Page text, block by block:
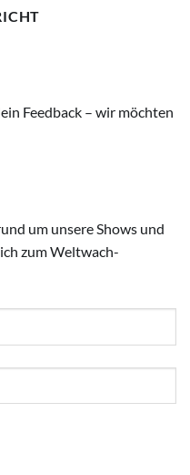
Feedback – wir möchten
um unsere Shows und
zum Weltwach-